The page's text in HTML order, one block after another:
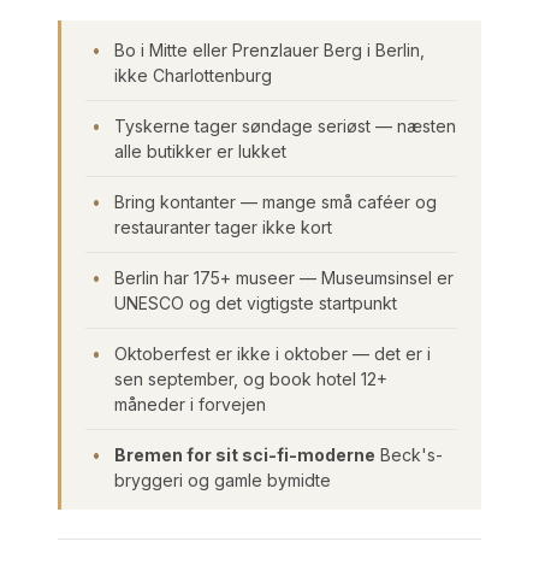
Bo i Mitte eller Prenzlauer Berg i Berlin,
ikke Charlottenburg
Tyskerne tager søndage seriøst — næsten
alle butikker er lukket
Bring kontanter — mange små caféer og
restauranter tager ikke kort
Berlin har 175+ museer — Museumsinsel er
UNESCO og det vigtigste startpunkt
Oktoberfest er ikke i oktober — det er i
sen september, og book hotel 12+
måneder i forvejen
Bremen for sit sci-fi-moderne Beck's-
bryggeri og gamle bymidte